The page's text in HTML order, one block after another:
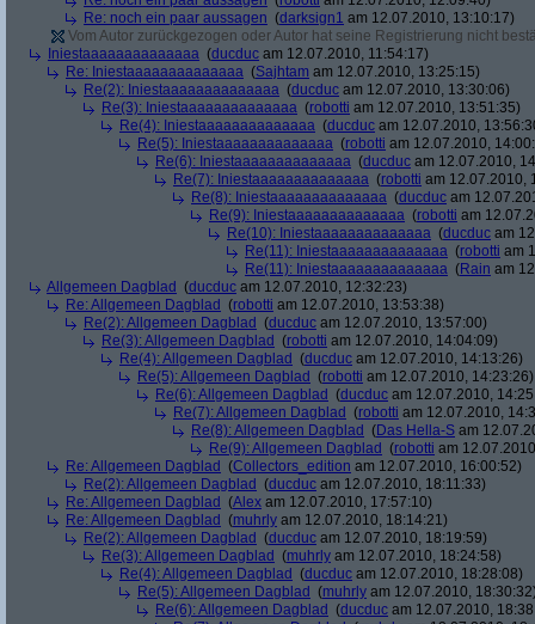
Re: noch ein paar aussagen (darksign1 am 12.07.2010, 13:10:17)
Vom Autor zurückgezogen oder Autor hat seine Registrierung nicht
Iniestaaaaaaaaaaaaaa (ducduc am 12.07.2010, 11:54:17)
Re: Iniestaaaaaaaaaaaaaa (Sajhtam am 12.07.2010, 13:25:15)
Re(2): Iniestaaaaaaaaaaaaaa (ducduc am 12.07.2010, 13:30:06)
Re(3): Iniestaaaaaaaaaaaaaa (robotti am 12.07.2010, 13:51:35)
Re(4): Iniestaaaaaaaaaaaaaa (ducduc am 12.07.2010,
Re(5): Iniestaaaaaaaaaaaaaa (robotti am 12.07.2010,
Re(6): Iniestaaaaaaaaaaaaaa (ducduc am 12.07.2010,
Re(7): Iniestaaaaaaaaaaaaaa (robotti am 12.07.2010,
Re(8): Iniestaaaaaaaaaaaaaa (ducduc am
Re(9): Iniestaaaaaaaaaaaaaa (robotti am
Re(10): Iniestaaaaaaaaaaaaaa (ducduc am
Re(11): Iniestaaaaaaaaaaaaaa (robotti am
Re(11): Iniestaaaaaaaaaaaaaa (Rain am
Allgemeen Dagblad (ducduc am 12.07.2010, 12:32:23)
Re: Allgemeen Dagblad (robotti am 12.07.2010, 13:53:38)
Re(2): Allgemeen Dagblad (ducduc am 12.07.2010, 13:57:00)
Re(3): Allgemeen Dagblad (robotti am 12.07.2010, 14:04:09)
Re(4): Allgemeen Dagblad (ducduc am 12.07.2010, 14:13:26)
Re(5): Allgemeen Dagblad (robotti am 12.07.2010, 14:23:26)
Re(6): Allgemeen Dagblad (ducduc am 12.07.2010,
Re(7): Allgemeen Dagblad (robotti am 12.07.2010,
Re(8): Allgemeen Dagblad (Das Hella-S am
Re(9): Allgemeen Dagblad (robotti am
Re: Allgemeen Dagblad (Collectors_edition am 12.07.2010, 16:00:52)
Re(2): Allgemeen Dagblad (ducduc am 12.07.2010, 18:11:33)
Re: Allgemeen Dagblad (Alex am 12.07.2010, 17:57:10)
Re: Allgemeen Dagblad (muhrly am 12.07.2010, 18:14:21)
Re(2): Allgemeen Dagblad (ducduc am 12.07.2010, 18:19:59)
Re(3): Allgemeen Dagblad (muhrly am 12.07.2010, 18:24:58)
Re(4): Allgemeen Dagblad (ducduc am 12.07.2010, 18:28:08)
Re(5): Allgemeen Dagblad (muhrly am 12.07.2010,
Re(6): Allgemeen Dagblad (ducduc am 12.07.2010,